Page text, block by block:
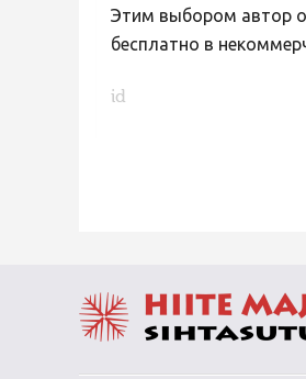
Этим выбором автор
бесплатно в
id